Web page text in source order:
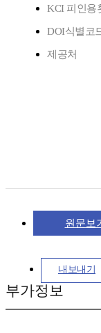
KCI 피인용
DOI식별코
제공처
원문보
내보내기
부가정보